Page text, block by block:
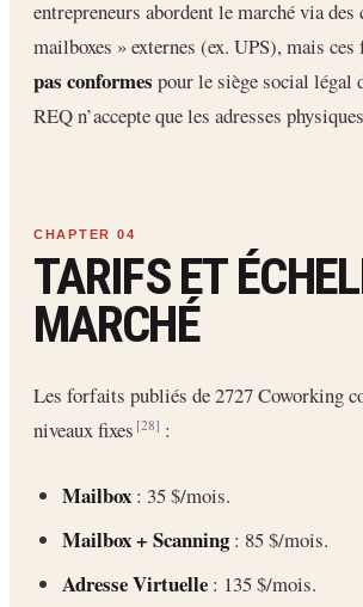
entrepreneurs abordent le marché via
mailboxes » externes (ex. UPS), mais
pas conformes pour le siège social légal
REQ n’accepte que les adresses
TARIFS ET
MARCHÉ
Les forfaits publiés de 2727 Coworking
niveaux fixes[28] :
Mailbox : 35 $/mois.
Mailbox + Scanning : 85 $/mois.
Adresse Virtuelle : 135 $/mois.